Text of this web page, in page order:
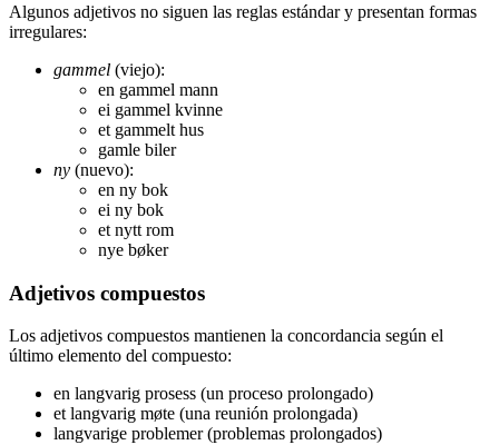
Algunos adjetivos no siguen las reglas estándar y presentan formas
irregulares:
gammel (viejo):
en gammel mann
ei gammel kvinne
et gammelt hus
gamle biler
ny (nuevo):
en ny bok
ei ny bok
et nytt rom
nye bøker
Adjetivos compuestos
Los adjetivos compuestos mantienen la concordancia según el
último elemento del compuesto:
en langvarig prosess (un proceso prolongado)
et langvarig møte (una reunión prolongada)
langvarige problemer (problemas prolongados)